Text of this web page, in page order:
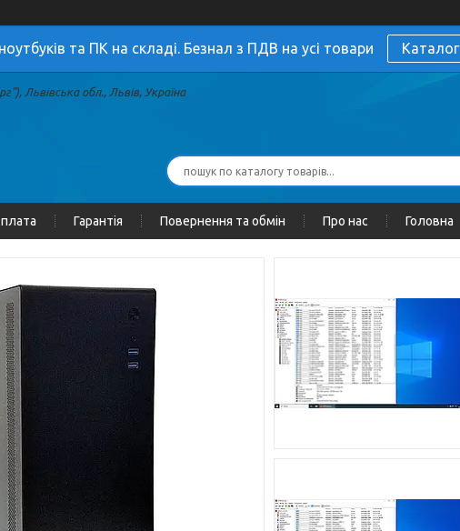
та ПК на складі. Безнал з ПДВ на усі товари Каталог
Львівська обл., Львів, Україна
Гарантія Повернення та обмін Про нас Головна